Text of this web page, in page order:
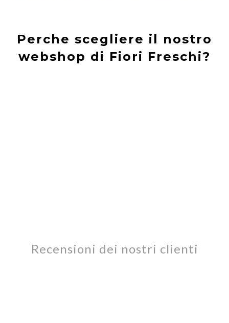
Perche scegliere il nostro
webshop di Fiori Freschi?
Recensioni dei nostri clienti